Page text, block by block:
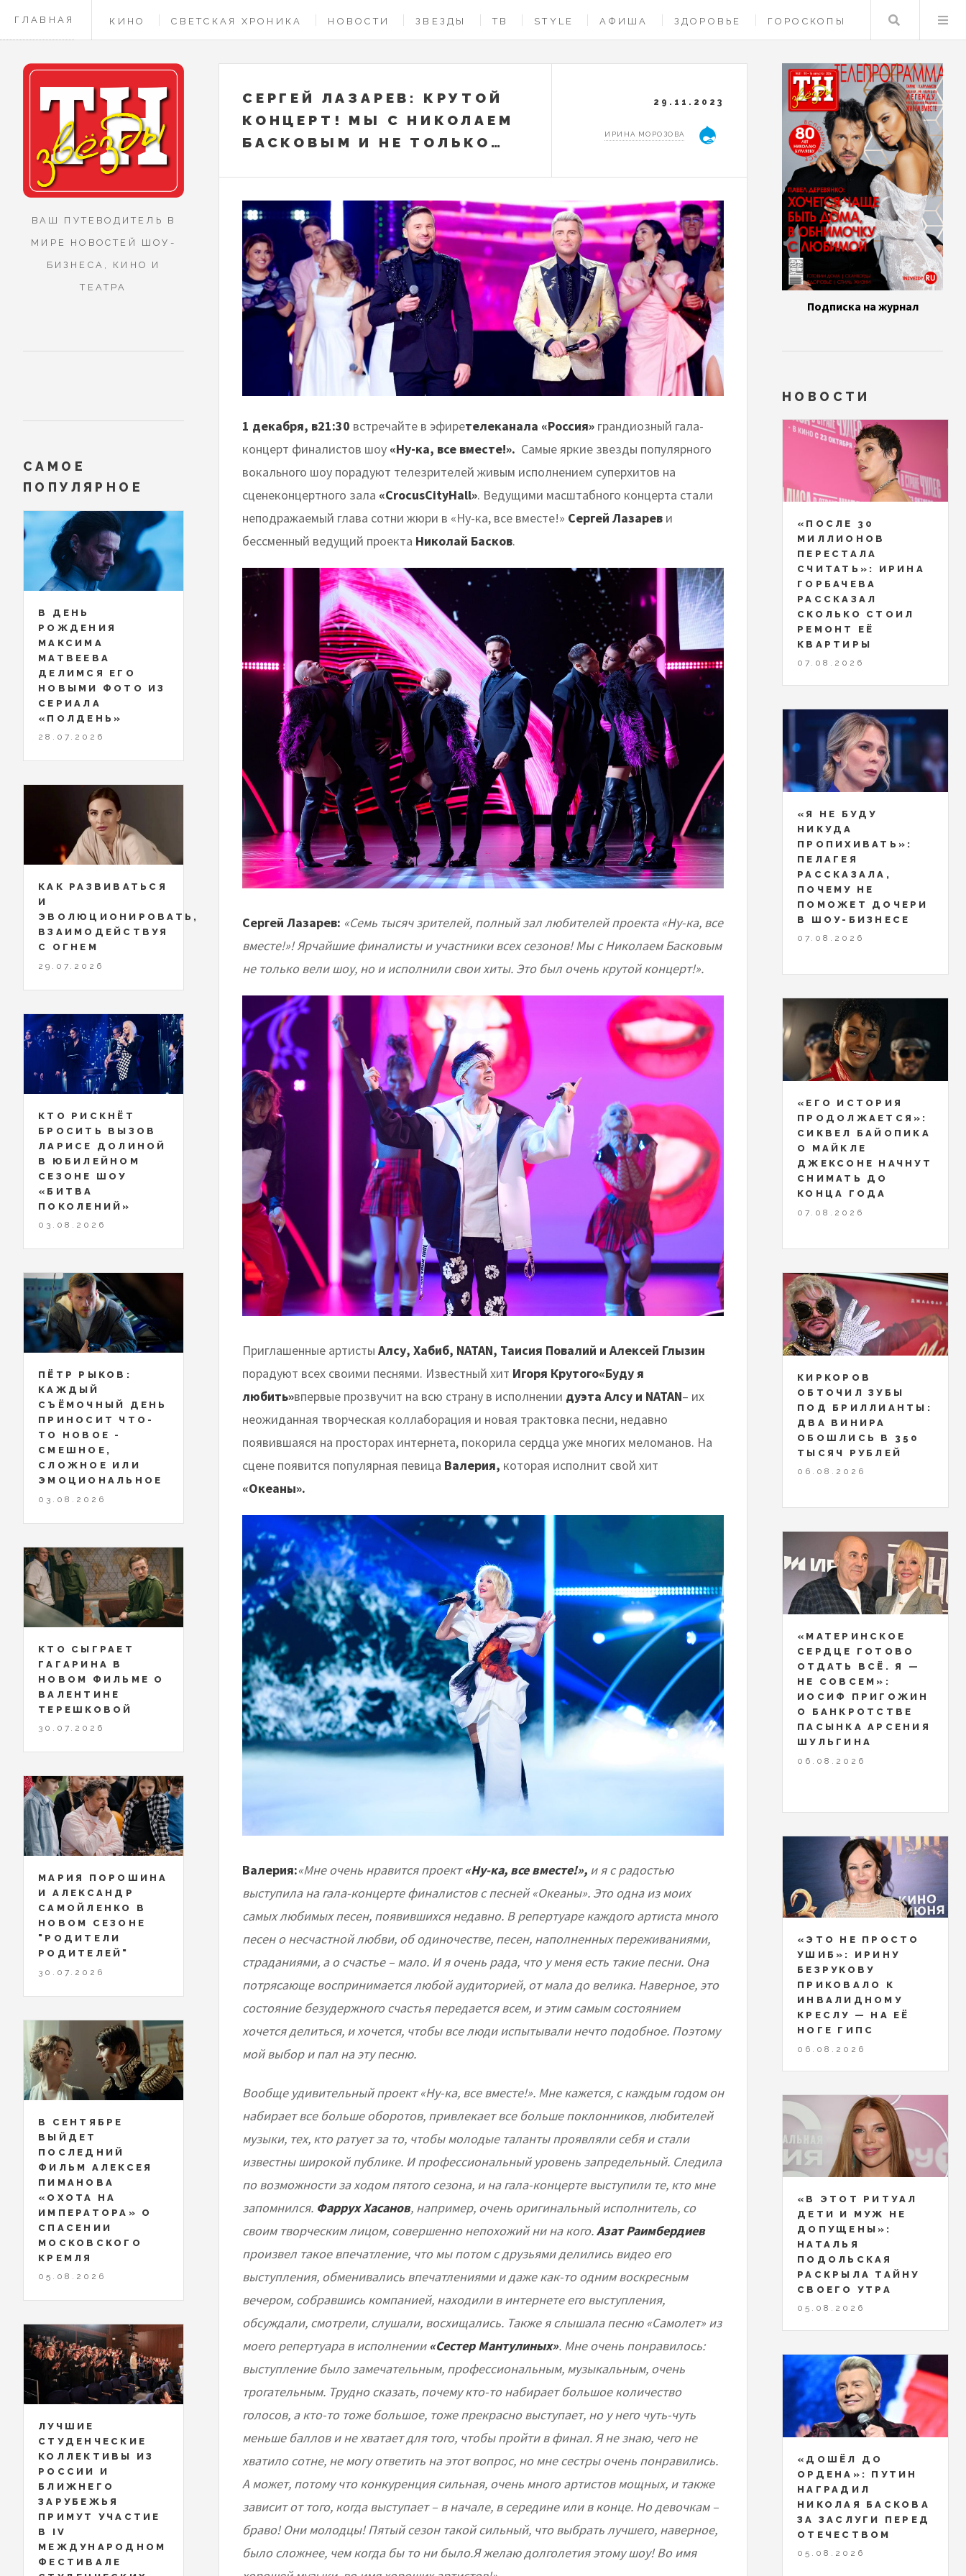
ГЛАВНАЯ КИНО СВЕТСКАЯ ХРОНИКА НОВОСТИ ЗВЕЗДЫ ТВ STYLE АФИША ЗДОРОВЬЕ ГОРОСКОПЫ
КОНТАКТЫ
Поиск
СЕРГЕЙ ЛАЗАРЕВ: КРУТОЙ
КОНЦЕРТ! МЫ С НИКОЛАЕМ
БАСКОВЫМ И НЕ ТОЛЬКО…
29.11.2023
ИРИНА МОРОЗОВА
1 декабря, в21:30 встречайте в эфиретелеканала «Россия» грандиозный гала-
концерт финалистов шоу «Ну-ка, все вместе!». Самые яркие звезды популярного
вокального шоу порадуют телезрителей живым исполнением суперхитов на
сценеконцертного зала «CrocusCityHall». Ведущими масштабного концерта стали
неподражаемый глава сотни жюри в «Ну-ка, все вместе!» Сергей Лазарев и
бессменный ведущий проекта Николай Басков.
Сергей Лазарев: «Семь тысяч зрителей, полный зал любителей проекта «Ну-ка, все
вместе!»! Ярчайшие финалисты и участники всех сезонов! Мы с Николаем Басковым
не только вели шоу, но и исполнили свои хиты. Это был очень крутой концерт!».
Приглашенные артисты Алсу, Хабиб, NATAN, Таисия Повалий и Алексей Глызин
порадуют всех своими песнями. Известный хит Игоря Крутого«Буду я
любить»впервые прозвучит на всю страну в исполнении дуэта Алсу и NATAN– их
неожиданная творческая коллаборация и новая трактовка песни, недавно
появившаяся на просторах интернета, покорила сердца уже многих меломанов. На
сцене появится популярная певица Валерия, которая исполнит свой хит
«Океаны».
Валерия:«Мне очень нравится проект«Ну-ка, все вместе!», и я с радостью
выступила на гала-концерте финалистов с песней «Океаны». Это одна из моих
самых любимых песен, появившихся недавно. В репертуаре каждого артиста много
песен о несчастной любви, об одиночестве, песен, наполненных переживаниями,
страданиями, а о счастье – мало. И я очень рада, что у меня есть такие песни. Она
потрясающе воспринимается любой аудиторией, от мала до велика. Наверное, это
состояние безудержного счастья передается всем, и этим самым состоянием
хочется делиться, и хочется, чтобы все люди испытывали нечто подобное. Поэтому
мой выбор и пал на эту песню.
Вообще удивительный проект «Ну-ка, все вместе!». Мне кажется, с каждым годом он
набирает все больше оборотов, привлекает все больше поклонников, любителей
музыки, тех, кто ратует за то, чтобы молодые таланты проявляли себя и стали
известны широкой публике. И профессиональный уровень запредельный. Следила
по возможности за ходом пятого сезона, и на гала-концерте выступили те, кто мне
запомнился. Фаррух Хасанов, например, очень оригинальный исполнитель, со
своим творческим лицом, совершенно непохожий ни на кого.Азат Раимбердиев
произвел такое впечатление, что мы потом с друзьями делились видео его
выступления, обменивались впечатлениями и даже как-то одним воскресным
вечером, собравшись компанией, находили в интернете его выступления,
обсуждали, смотрели, слушали, восхищались. Также я слышала песню «Самолет» из
моего репертуара в исполнении «Сестер Мантулиных». Мне очень понравилось:
выступление было замечательным, профессиональным, музыкальным, очень
трогательным. Трудно сказать, почему кто-то набирает большое количество
голосов, а кто-то тоже большое, тоже прекрасно выступает, но у него чуть-чуть
меньше баллов и не хватает для того, чтобы пройти в финал. Я не знаю, чего не
хватило сотне, не могу ответить на этот вопрос, но мне сестры очень понравились.
А может, потому что конкуренция сильная, очень много артистов мощных, и также
зависит от того, когда выступает – в начале, в середине или в конце. Но девочкам –
браво! Они молодцы! Пятый сезон такой сильный, что выбрать лучшего, наверное,
было сложнее, чем когда бы то ни было.Я желаю долголетия этому шоу! Во имя
ВАШ ПУТЕВОДИТЕЛЬ В
МИРЕ НОВОСТЕЙ ШОУ-
БИЗНЕСА, КИНО И
ТЕАТРА
САМОЕ
ПОПУЛЯРНОЕ
В ДЕНЬ
РОЖДЕНИЯ
МАКСИМА
МАТВЕЕВА
ДЕЛИМСЯ ЕГО
НОВЫМИ ФОТО ИЗ
СЕРИАЛА
«ПОЛДЕНЬ»
28.07.2026
КАК РАЗВИВАТЬСЯ
И
ЭВОЛЮЦИОНИРОВАТЬ,
ВЗАИМОДЕЙСТВУЯ
С ОГНЕМ
29.07.2026
КТО РИСКНЁТ
БРОСИТЬ ВЫЗОВ
ЛАРИСЕ ДОЛИНОЙ
В ЮБИЛЕЙНОМ
СЕЗОНЕ ШОУ
«БИТВА
ПОКОЛЕНИЙ»
03.08.2026
ПЁТР РЫКОВ:
КАЖДЫЙ
СЪЁМОЧНЫЙ ДЕНЬ
ПРИНОСИТ ЧТО-
ТО НОВОЕ -
СМЕШНОЕ,
СЛОЖНОЕ ИЛИ
ЭМОЦИОНАЛЬНОЕ
03.08.2026
КТО СЫГРАЕТ
ГАГАРИНА В
НОВОМ ФИЛЬМЕ О
ВАЛЕНТИНЕ
ТЕРЕШКОВОЙ
30.07.2026
МАРИЯ ПОРОШИНА
И АЛЕКСАНДР
САМОЙЛЕНКО В
НОВОМ СЕЗОНЕ
"РОДИТЕЛИ
РОДИТЕЛЕЙ"
30.07.2026
В СЕНТЯБРЕ
ВЫЙДЕТ
ПОСЛЕДНИЙ
ФИЛЬМ АЛЕКСЕЯ
ПИМАНОВА
«ОХОТА НА
ИМПЕРАТОРА» О
СПАСЕНИИ
МОСКОВСКОГО
КРЕМЛЯ
05.08.2026
ЛУЧШИЕ
СТУДЕНЧЕСКИЕ
КОЛЛЕКТИВЫ ИЗ
РОССИИ И
БЛИЖНЕГО
ЗАРУБЕЖЬЯ
ПРИМУТ УЧАСТИЕ
В IV
МЕЖДУНАРОДНОМ
ФЕСТИВАЛЕ
Подписка на журнал
НОВОСТИ
«ПОСЛЕ 30
МИЛЛИОНОВ
ПЕРЕСТАЛА
СЧИТАТЬ»: ИРИНА
ГОРБАЧЕВА
РАССКАЗАЛ
СКОЛЬКО СТОИЛ
РЕМОНТ ЕЁ
КВАРТИРЫ
07.08.2026
«Я НЕ БУДУ
НИКУДА
ПРОПИХИВАТЬ»:
ПЕЛАГЕЯ
РАССКАЗАЛА,
ПОЧЕМУ НЕ
ПОМОЖЕТ ДОЧЕРИ
В ШОУ-БИЗНЕСЕ
07.08.2026
«ЕГО ИСТОРИЯ
ПРОДОЛЖАЕТСЯ»:
СИКВЕЛ БАЙОПИКА
О МАЙКЛЕ
ДЖЕКСОНЕ НАЧНУТ
СНИМАТЬ ДО
КОНЦА ГОДА
07.08.2026
КИРКОРОВ
ОБТОЧИЛ ЗУБЫ
ПОД БРИЛЛИАНТЫ:
ДВА ВИНИРА
ОБОШЛИСЬ В 350
ТЫСЯЧ РУБЛЕЙ
06.08.2026
«МАТЕРИНСКОЕ
СЕРДЦЕ ГОТОВО
ОТДАТЬ ВСЁ. Я —
НЕ СОВСЕМ»:
ИОСИФ ПРИГОЖИН
О БАНКРОТСТВЕ
ПАСЫНКА АРСЕНИЯ
ШУЛЬГИНА
06.08.2026
«ЭТО НЕ ПРОСТО
УШИБ»: ИРИНУ
БЕЗРУКОВУ
ПРИКОВАЛО К
ИНВАЛИДНОМУ
КРЕСЛУ — НА ЕЁ
НОГЕ ГИПС
06.08.2026
«В ЭТОТ РИТУАЛ
ДЕТИ И МУЖ НЕ
ДОПУЩЕНЫ»:
НАТАЛЬЯ
ПОДОЛЬСКАЯ
РАСКРЫЛА ТАЙНУ
СВОЕГО УТРА
05.08.2026
«ДОШЁЛ ДО
ОРДЕНА»: ПУТИН
НАГРАДИЛ
НИКОЛАЯ БАСКОВА
ЗА ЗАСЛУГИ ПЕРЕД
ОТЕЧЕСТВОМ
05.08.2026